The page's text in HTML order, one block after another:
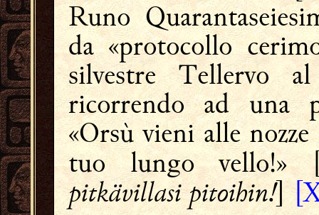
Runo
da «protocollo
silvestre Tellervo
ricorrendo ad una
«Orsù vieni alle
tuo lungo vello!»
pitkävillasi pitoihin!]